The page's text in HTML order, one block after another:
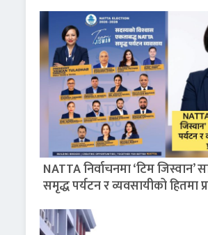
NATTA निर्वाचनमा ‘टिम जिस्वान’
समृद्ध पर्यटन र व्यवसायीको हितमा